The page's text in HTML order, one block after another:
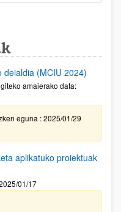
deialdia (MCIU 2024)
amaierako data:
eguna : 2025/01/29
aplikatuko proiektuak
01/17